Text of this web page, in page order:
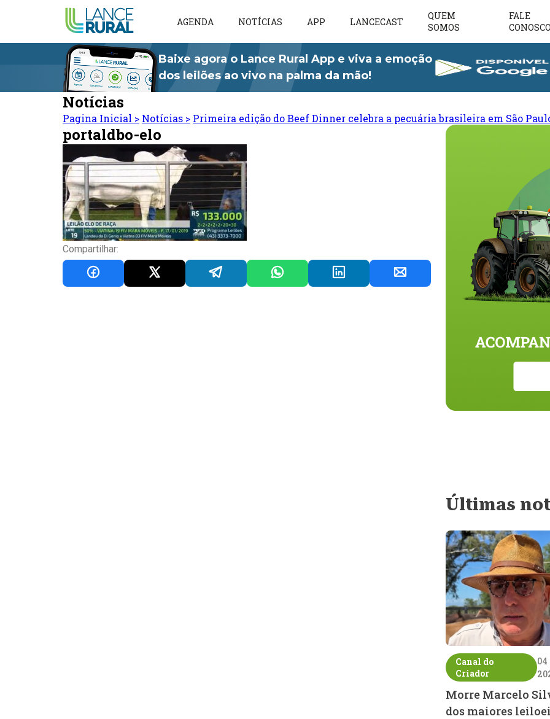
AGENDA NOTÍCIAS APP LANCECAST
QUEM
SOMOS
FALE
CONOSCO
Baixe agora o Lance Rural App e viva a emoção
dos leilões ao vivo na palma da mão!
Notícias
Pagina Inicial > Notícias > Primeira edição do Beef Dinner celebra a pecuária brasileira em São
portaldbo-elo
Compartilhar:
Últimas
Canal do
Criador
04
Morre Marcelo
dos maiores